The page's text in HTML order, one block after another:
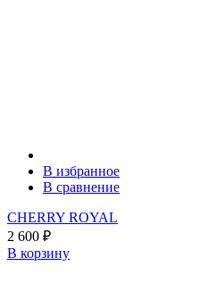
В избранное
В сравнение
CHERRY ROYAL
2 600 ₽
В корзину